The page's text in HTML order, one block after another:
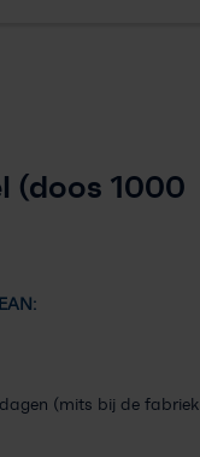
(doos 1000
EAN:
(mits bij de fabriek